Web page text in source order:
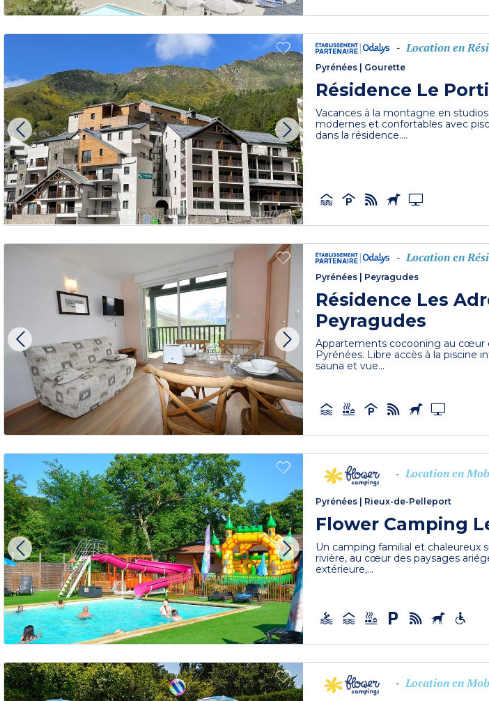
- Location en
Pyrénées Gourette
Résidence Le
Vacances à la montagne en
modernes et confortables avec
dans la résidence....
- Location en
Pyrénées Peyragudes
Résidence Les
Peyragudes
Appartements cocooning au cœur
Pyrénées. Libre accès à la piscine
sauna et vue...
- Location en
Pyrénées | Rieux-de-Pelleport
Flower Camping
Un camping familial et chaleureux
rivière, au cœur des paysages
extérieure,...
- Location en